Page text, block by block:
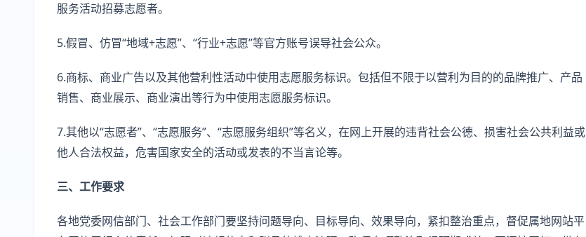
服务活动招募志愿者。
5.假冒、仿冒“地域+志愿”、“行业+志愿”等官方账号误导社会公众。
6.商标、商业广告以及其他营利性活动中使用志愿服务标识。包括但不限于以营利为目的的品牌推广、产品
销售、商业展示、商业演出等行为中使用志愿服务标识。
7.其他以“志愿者”、“志愿服务”、“志愿服务组织”等名义，在网上开展的违背社会公德、损害社会公共利益或
他人合法权益，危害国家安全的活动或发表的不当言论等。
三、工作要求
各地党委网信部门、社会工作部门要坚持问题导向、目标导向、效果导向，紧扣整治重点，督促属地网站平